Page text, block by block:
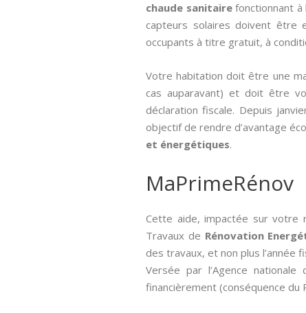
chaude sanitairefonctionnant à
capteurs solaires doivent être
occupants à titre gratuit, à
Votre habitation doit être une
cas auparavant) et doit être
déclaration fiscale. Depuis
objectif de rendre d’avantage
et énergétiques.
MaPrimeRénov
Cette aide, impactée sur votre
Travaux de Rénovation
des travaux, et non plus l’année
Versée par l’Agence nationale
financièrement (conséquence du